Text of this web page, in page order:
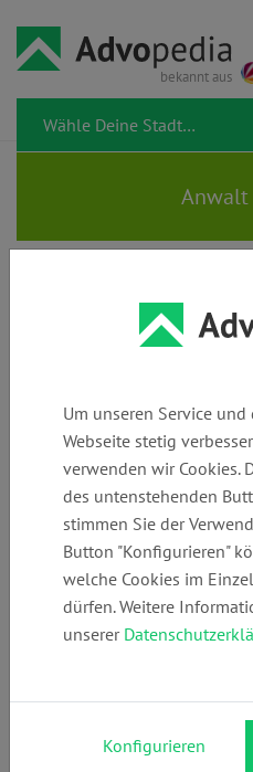
bekannt aus
MARTINA
für Arbeitsrecht
Telefon:
+49 (0)
15233668336
E-Mail:
n-
Um unseren Service
Webseite stetig
verwenden wir Cookies.
des untenstehenden
stimmen Sie der
Button "Konfigurieren"
welche Cookies im
dürfen. Weitere
unserer
Konfigurieren